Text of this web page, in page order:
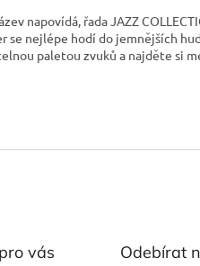
napovídá, řada JAZZ
se nejlépe hodí do jemnějších
paletou zvuků a najděte si
vás Odebírat